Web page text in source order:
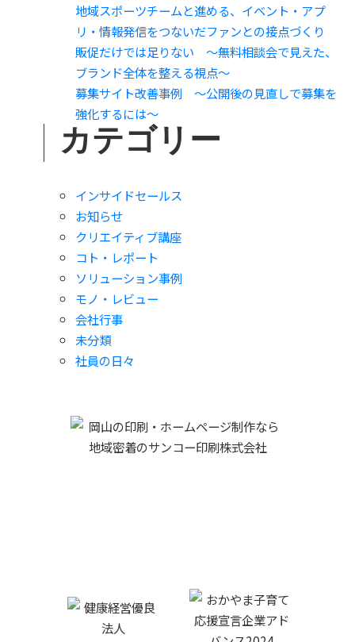
地域スポーツチームと進める、イベント・アプ
リ・情報発信をつないだファンとの接点づくり
販促だけでは足りない 〜無料相談会で見えた、
ブランド全体を整える視点〜
募集サイト改善事例 〜公開後の見直しで募集を
強化するには〜
カテゴリー
インサイドセールス
お知らせ
クリエイティブ講座
コト・レポート
ソリューション事例
モノ・レビュー
会社行事
未分類
社員の日々